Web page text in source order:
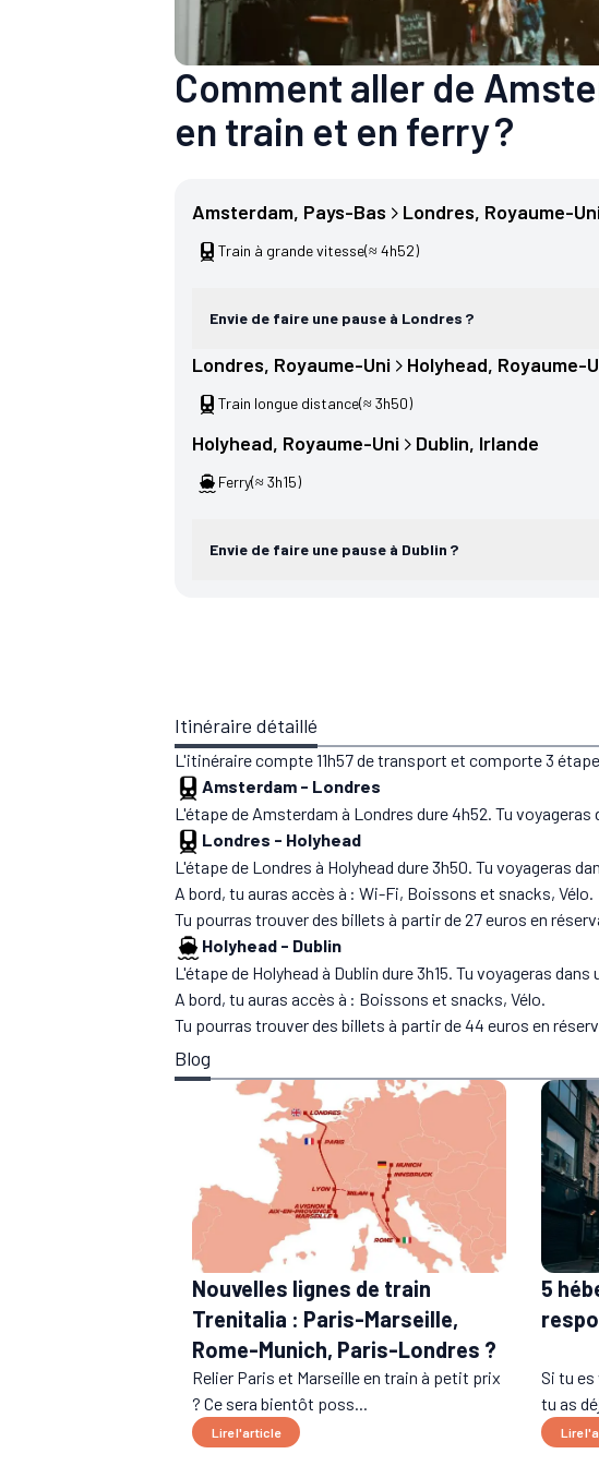
Comment aller de
en train et en ferry ?
Amsterdam, Pays-Bas Londres, Royaume-
Train à grande vitesse(≈ 4h52)
Envie de faire une pause à Londres ?
Londres, Royaume-Uni Holyhead, Royaume-
Train longue distance(≈ 3h50)
Holyhead, Royaume-Uni Dublin, Irlande
Ferry(≈ 3h15)
Envie de faire une pause à Dublin ?
Itinéraire détaillé
L'itinéraire compte 11h57 de transport et comporte 3
Amsterdam - Londres
L'étape de Amsterdam à Londres dure 4h52. Tu
Londres - Holyhead
L'étape de Londres à Holyhead dure 3h50. Tu voyageras
A bord, tu auras accès à : Wi-Fi, Boissons et snacks, Vélo.
Tu pourras trouver des billets à partir de 27 euros en
Holyhead - Dublin
L'étape de Holyhead à Dublin dure 3h15. Tu voyageras dans
A bord, tu auras accès à : Boissons et snacks, Vélo.
Tu pourras trouver des billets à partir de 44 euros en
Blog
Nouvelles lignes de train
Trenitalia : Paris-Marseille,
Rome-Munich, Paris-Londres ?
Relier Paris et Marseille en train à petit prix
? Ce sera bientôt poss...
Lire l'article
5
Si tu es
tu as
Lire